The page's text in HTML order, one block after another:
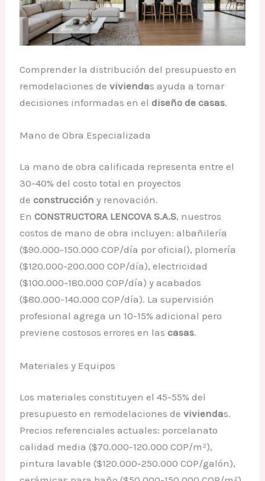
Comprender la distribución del presupuesto en
remodelaciones deviviendas ayuda a tomar
decisiones informadas en eldiseño de casas.
Mano de Obra Especializada
La mano de obra calificada representa entre el
30-40% del costo total en proyectos
deconstrucción y renovación.
EnCONSTRUCTORA LENCOVA S.A.S, nuestros
costos de mano de obra incluyen: albañilería
($90.000-150.000 COP/día por oficial), plomería
($120.000-200.000 COP/día), electricidad
($100.000-180.000 COP/día) y acabados
($80.000-140.000 COP/día). La supervisión
profesional agrega un 10-15% adicional pero
previene costosos errores en lascasas.
Materiales y Equipos
Los materiales constituyen el 45-55% del
presupuesto en remodelaciones deviviendas.
Precios referenciales actuales: porcelanato
calidad media ($70.000-120.000 COP/m²),
pintura lavable ($120.000-250.000 COP/galón),